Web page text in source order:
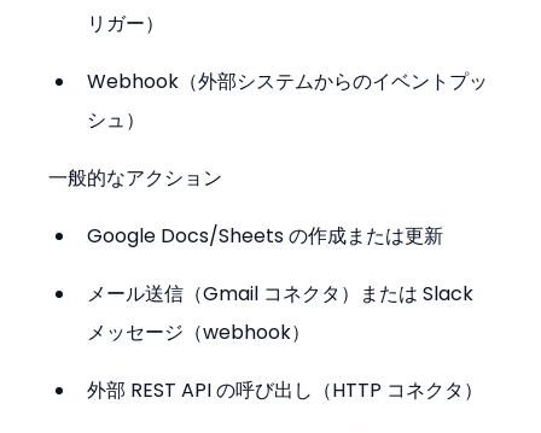
リガー）
Webhook（外部システムからのイベントプッ
シュ）
一般的なアクション
Google Docs/Sheets の作成または更新
メール送信（Gmail コネクタ）または Slack
メッセージ（webhook）
外部 REST API の呼び出し（HTTP コネクタ）